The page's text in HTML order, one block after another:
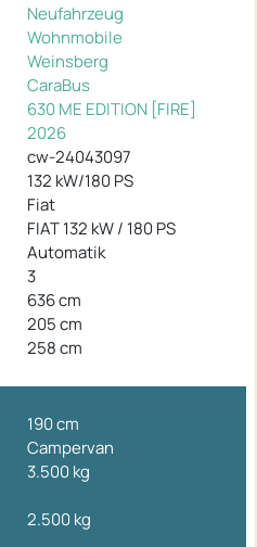
Neufahrzeug
Wohnmobile
Weinsberg
CaraBus
630 ME EDITION [FIRE]
2026
cw-24043097
132 kW/180 PS
Fiat
FIAT 132 kW / 180 PS
Automatik
3
636 cm
205 cm
258 cm
190 cm
Campervan
3.500 kg
2.500 kg